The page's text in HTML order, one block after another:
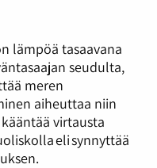
lämpöä tasaavana
seudulta,
meren
aiheuttaa niin
virtausta
eli synnyttää